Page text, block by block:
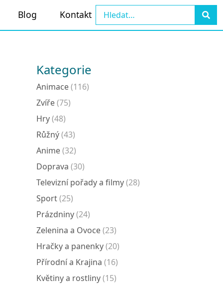
Blog Kontakt
Kategorie
Animace(116)
Zvíře(75)
Hry(48)
Růžný(43)
Anime(32)
Doprava (30)
Televizní pořady a filmy(28)
Sport(25)
Prázdniny(24)
Zelenina a Ovoce(23)
Hračky a panenky(20)
Přírodní a Krajina (16)
Květiny a rostliny(15)